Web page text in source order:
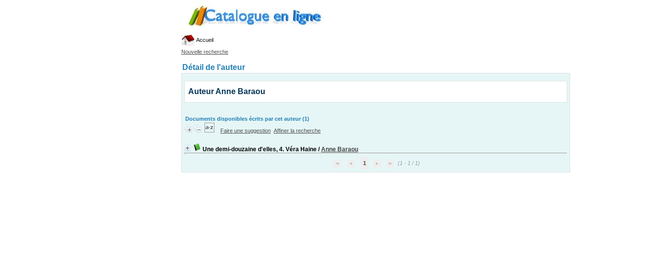
Accueil
Nouvelle recherche
Détail de l'auteur
Auteur Anne Baraou
Documents disponibles écrits par cet auteur (1)
Faire une suggestion Affiner la recherche
Une demi-douzaine d'elles, 4. Véra Haine /Anne Baraou
1 (1 - 1 / 1)